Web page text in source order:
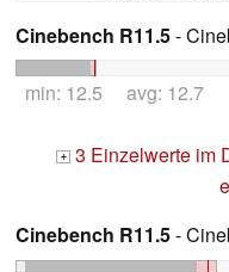
Cinebench R11.5-
min: 12.5 avg: 12.7
+ 3 Einzelwerte im
Cinebench R11.5-